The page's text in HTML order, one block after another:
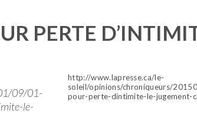
PERTE
09/01-
le-
http://www.lapresse.ca/le-
soleil/opinions/chroniqueurs/
pour-perte-dintimite-le-jugement-